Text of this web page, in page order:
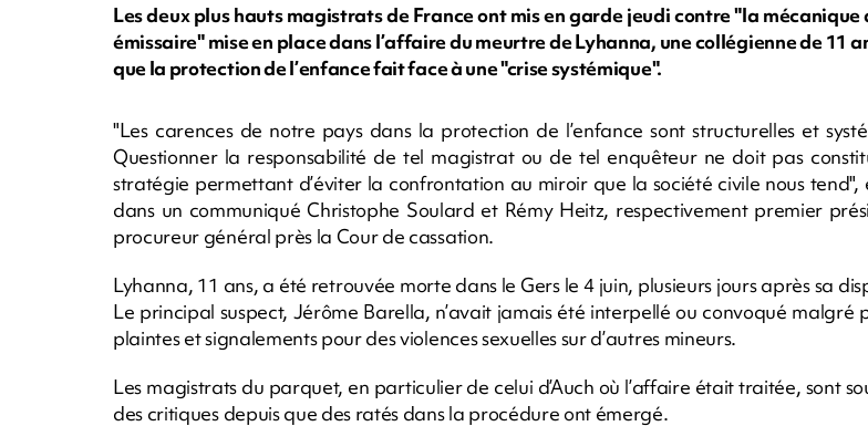
Les deux plus hauts magistrats de France ont mis en garde jeudi contre "la mécanique
émissaire" mise en place dans l’affaire du meurtre de Lyhanna, une collégienne de 11
que la protection de l’enfance fait face à une "crise systémique".
"Les carences de notre pays dans la protection de l’enfance sont structurelles et
Questionner la responsabilité de tel magistrat ou de tel enquêteur ne doit pas
stratégie permettant d’éviter la confrontation au miroir que la société civile nous tend",
dans un communiqué Christophe Soulard et Rémy Heitz, respectivement premier
procureur général près la Cour de cassation.
Lyhanna, 11 ans, a été retrouvée morte dans le Gers le 4 juin, plusieurs jours après sa
Le principal suspect, Jérôme Barella, n’avait jamais été interpellé ou convoqué malgré
plaintes et signalements pour des violences sexuelles sur d’autres mineurs.
Les magistrats du parquet, en particulier de celui d’Auch où l’affaire était traitée, sont
des critiques depuis que des ratés dans la procédure ont émergé.